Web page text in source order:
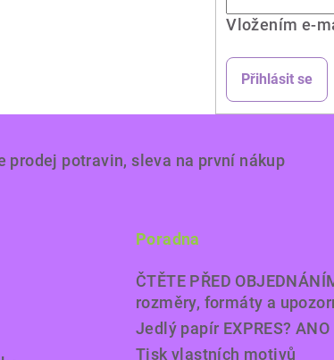
Vložením e-
Přihlásit se
prodej potravin, sleva na první nákup
Poradna
ČTĚTE PŘED
rozměry, formáty a
Jedlý papír EXPRES? ANO
Tisk vlastních motivů